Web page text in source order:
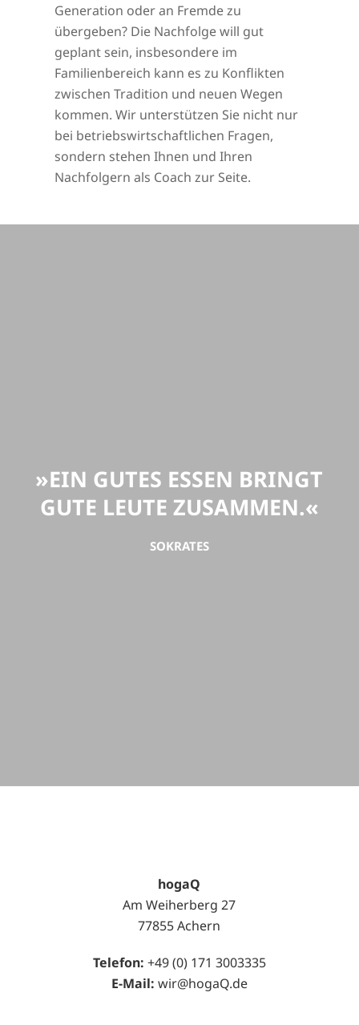
Generation oder an Fremde zu
übergeben? Die Nachfolge will gut
geplant sein, insbesondere im
Familienbereich kann es zu Konflikten
zwischen Tradition und neuen Wegen
kommen. Wir unterstützen Sie nicht nur
bei betriebswirtschaftlichen Fragen,
sondern stehen Ihnen und Ihren
Nachfolgern als Coach zur Seite.
»EIN GUTES ESSEN BRINGT
GUTE LEUTE ZUSAMMEN.«
SOKRATES
hogaQ
Am Weiherberg 27
77855 Achern
Telefon: +49 (0) 171 3003335
E-Mail: wir@hogaQ.de